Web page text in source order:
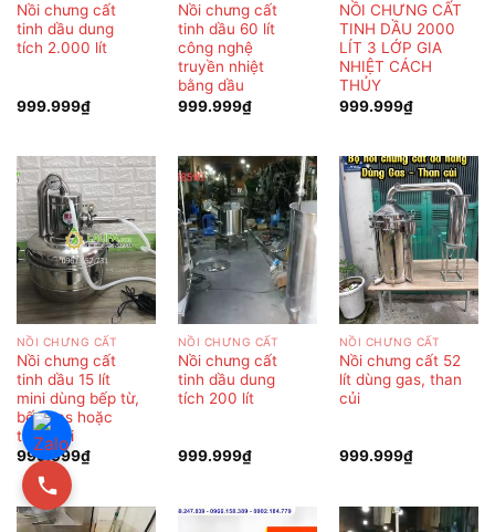
Nồi chưng cất
tinh dầu dung
tích 2.000 lít
999.999₫
Nồi chưng cất
tinh dầu 60 lít
công nghệ
truyền nhiệt
bằng dầu
999.999₫
NỒI CHƯNG CẤT
TINH DẦU 2000
LÍT 3 LỚP GIA
NHIỆT CÁCH
THỦY
999.999₫
NỒI CHƯNG CẤT
Nồi chưng cất
tinh dầu 15 lít
mini dùng bếp từ,
bếp gas hoặc
than củi
999.999₫
NỒI CHƯNG CẤT
Nồi chưng cất
tinh dầu dung
tích 200 lít
999.999₫
NỒI CHƯNG CẤT
Nồi chưng cất 52
lít dùng gas, than
củi
999.999₫